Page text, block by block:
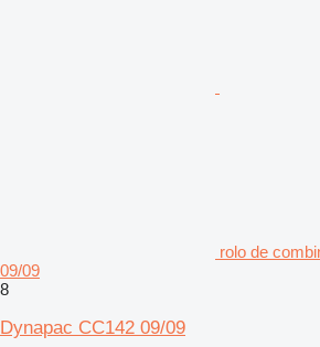
rolo de
09/09
8
Dynapac CC142 09/09